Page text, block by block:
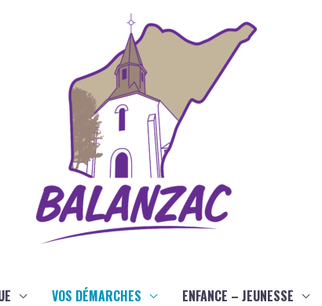
VOS DÉMARCHES ENFANCE – JEUNESSE